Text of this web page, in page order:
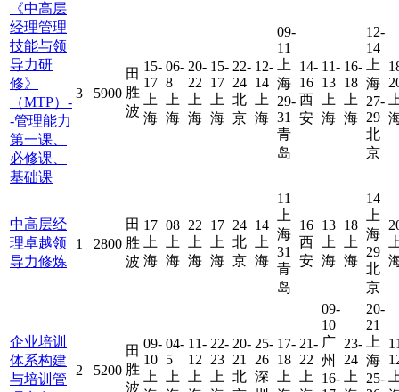
《中高层
经理管理
技能与领
导力研
修》
（MTP）-
-管理能力
第一课、
必修课、
基础课
3 5900
田
胜
波
15-
17
上
海
06-
8
上
海
20-
22
上
海
15-
17
上
海
22-
24
北
京
12-
14
上
海
09-
11
上
海
29-
31
青
岛
14-
16
西
安
11-
13
上
海
16-
18
上
海
12-
14
上
海
27-
29
北
京
中高层经
理卓越领
导力修炼
1 2800
田
胜
波
17
上
海
08
上
海
22
上
海
17
上
海
24
北
京
14
上
海
11
上
海
31
青
岛
16
西
安
13
上
海
18
上
海
14
上
海
29
北
京
企业培训
体系构建
与培训管
2 5200
田
胜
波
09-
10
上
04-
5
上
11-
12
上
22-
23
上
20-
21
北
25-
26
深
17-
18
上
21-
22
上
09-
10
广
州
16-
23-
24
上
20-
21
上
海
25-